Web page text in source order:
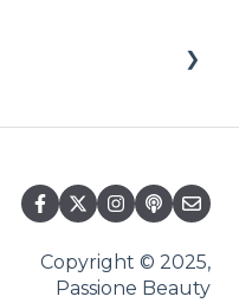
Copyright © 2025,
Passione Beauty